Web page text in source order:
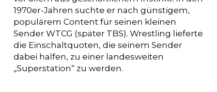
1970er-Jahren suchte er nach günstigem,
populärem Content für seinen kleinen
Sender WTCG (später TBS). Wrestling lieferte
die Einschaltquoten, die seinem Sender
dabei halfen, zu einer landesweiten
„Superstation“ zu werden.